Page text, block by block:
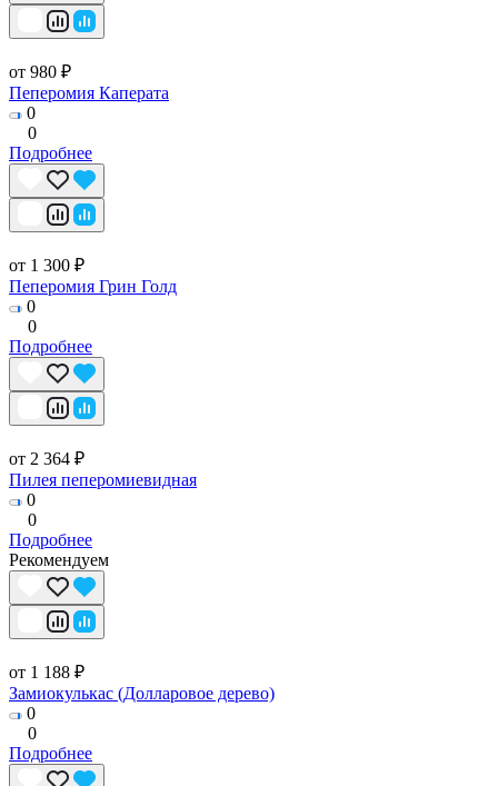
от 980 ₽
Пеперомия Каперата
0
0
Подробнее
от 1 300 ₽
Пеперомия Грин Голд
0
0
Подробнее
от 2 364 ₽
Пилея пеперомиевидная
0
0
Подробнее
Рекомендуем
от 1 188 ₽
Замиокулькас (Долларовое дерево)
0
0
Подробнее